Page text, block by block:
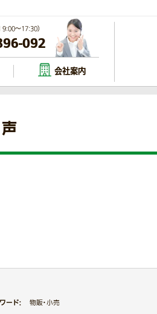
9:00～17:30）
092
会社案内
ード： 物販・小売